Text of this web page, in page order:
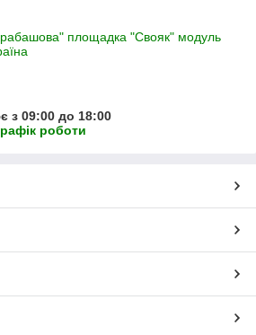
площадка "Свояк" модуль
з 09:00 до 18:00
роботи